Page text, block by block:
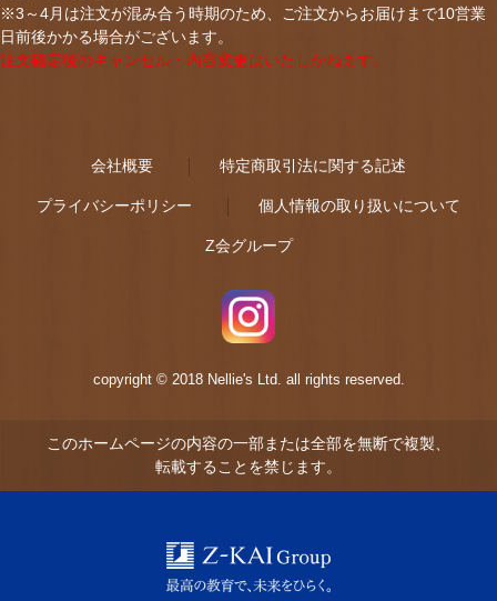
※3～4月は注文が混み合う時期のため、ご注文からお届けまで10営業
日前後かかる場合がございます。
注文確定後のキャンセル・内容変更はいたしかねます。
会社概要 特定商取引法に関する記述
プライバシーポリシー 個人情報の取り扱いについて
Z会グループ
copyright © 2018 Nellie's Ltd. all rights reserved.
このホームページの内容の一部または全部を無断で複製、
転載することを禁じます。